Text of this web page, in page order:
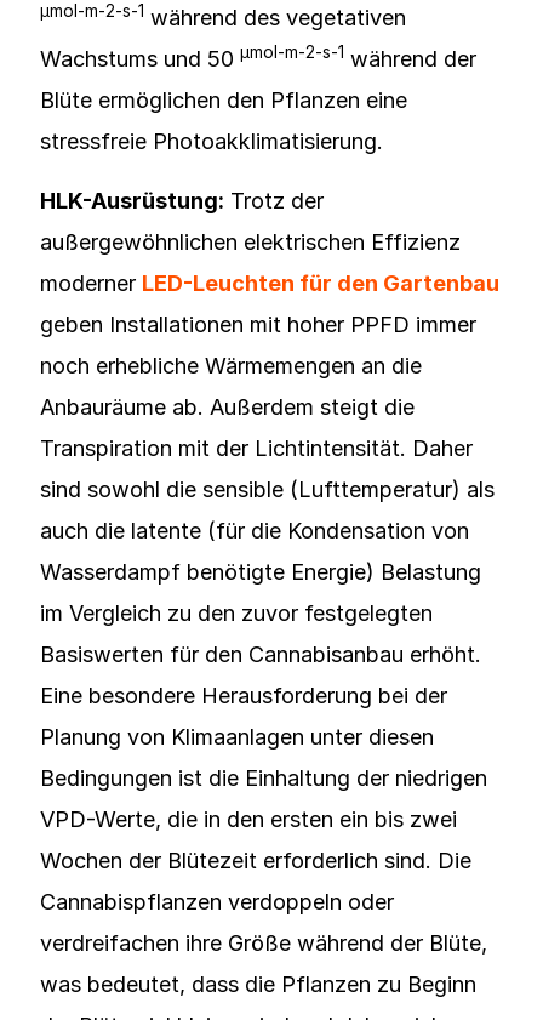
µmol-m-2-s-1 während des vegetativen
Wachstums und 50 µmol-m-2-s-1 während der
Blüte ermöglichen den Pflanzen eine
stressfreie Photoakklimatisierung.
HLK-Ausrüstung: Trotz der
außergewöhnlichen elektrischen Effizienz
moderner LED-Leuchten für den Gartenbau
geben Installationen mit hoher PPFD immer
noch erhebliche Wärmemengen an die
Anbauräume ab. Außerdem steigt die
Transpiration mit der Lichtintensität. Daher
sind sowohl die sensible (Lufttemperatur) als
auch die latente (für die Kondensation von
Wasserdampf benötigte Energie) Belastung
im Vergleich zu den zuvor festgelegten
Basiswerten für den Cannabisanbau erhöht.
Eine besondere Herausforderung bei der
Planung von Klimaanlagen unter diesen
Bedingungen ist die Einhaltung der niedrigen
VPD-Werte, die in den ersten ein bis zwei
Wochen der Blütezeit erforderlich sind. Die
Cannabispflanzen verdoppeln oder
verdreifachen ihre Größe während der Blüte,
was bedeutet, dass die Pflanzen zu Beginn